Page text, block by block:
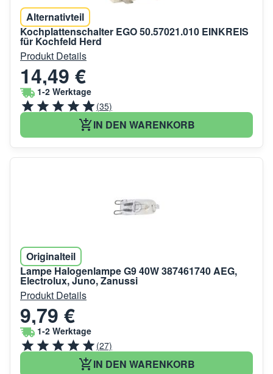
Alternativteil
Kochplattenschalter EGO 50.57021.010 EINKREIS
für Kochfeld Herd
Produkt Details
14,49 €
1-2 Werktage
(35)
IN DEN WARENKORB
Originalteil
Lampe Halogenlampe G9 40W 387461740 AEG,
Electrolux, Juno, Zanussi
Produkt Details
9,79 €
1-2 Werktage
(27)
IN DEN WARENKORB